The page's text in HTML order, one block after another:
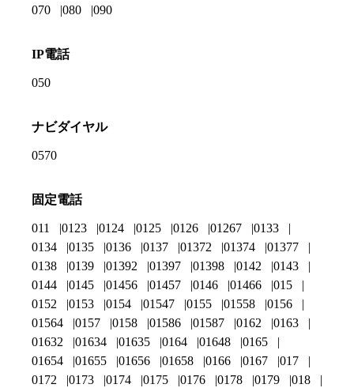
070 080 090
IP電話
050
ナビダイヤル
0570
固定電話
011 0123 0124 0125 0126 01267
0133
0134
0135 0136 0137 01372 01374
01377
0138
0139 01392 01397 01398 0142
0143
0144
0145 01456 01457 0146 01466
015
0152
0153 0154 01547 0155 01558
0156
01564
0157 0158 01586 01587 0162
0163
01632
01634 01635 0164 01648
0165
01654
01655 01656 01658 0166 0167
017
0172
0173 0174 0175 0176 0178 0179
018